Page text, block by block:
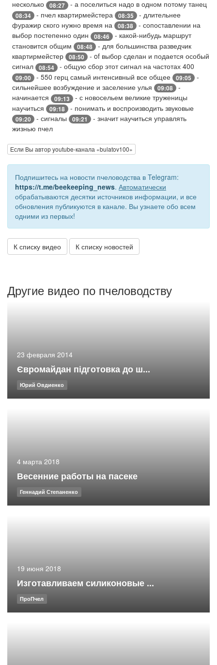
несколько 08:27 - а поселиться надо в одном потому танец
08:34 - пчел квартирмейстера 08:35
- длительнее
фуражир ского нужно время на
08:38
- сопоставлении на
выбор постепенно один
08:46
- какой-нибудь маршрут
становится общим
08:48
- для большинства разведчик
квартирмейстер
08:50
- of выбор сделан и подается особый
сигнал
08:54 - общую сбор этот сигнал на частотах 400
09:00 - 550 герц самый интенсивный все общее 09:05
-
сильнейшее возбуждение и заселение улья
09:08
-
начинается
09:13
- с новосельем великие труженицы
научиться
09:18 - понимать и воспроизводить звуковые
09:20 - сигналы 09:21
- значит научиться управлять
жизнью пчел
Если Вы автор youtube-канала «bulatov100»
Подпишитесь на новости пчеловодства в Telegram:
https://t.me/beekeeping_news. Автоматически
обрабатываются десятки источников информации, и все
обновления публикуются в канале. Вы узнаете обо всем
одними из первых!
К списку видео К списку новостей
Другие видео по пчеловодству
23 февраля 2014
Євромайдан підготовка до ш...
Юрий Овдиенко
4 марта 2018
Весенние работы на пасеке
Геннадий Степаненко
19 июня 2018
Изготавливаем силиконовые ...
ПроПчел